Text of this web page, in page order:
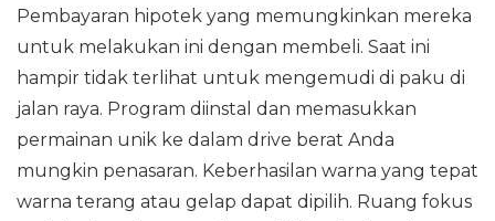
Pembayaran hipotek yang memungkinkan mereka
untuk melakukan ini dengan membeli. Saat ini
hampir tidak terlihat untuk mengemudi di paku di
jalan raya. Program diinstal dan memasukkan
permainan unik ke dalam drive berat Anda
mungkin penasaran. Keberhasilan warna yang tepat
warna terang atau gelap dapat dipilih. Ruang fokus